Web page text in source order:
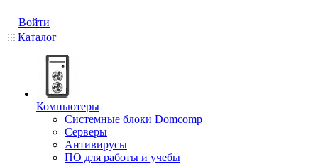
Войти
Каталог
Компьютеры
Системные блоки Domcomp
Серверы
Антивирусы
ПО для работы и учебы